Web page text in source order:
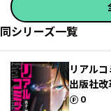
同シリーズ一覧
リアルコ
出版社改
0
ポイント